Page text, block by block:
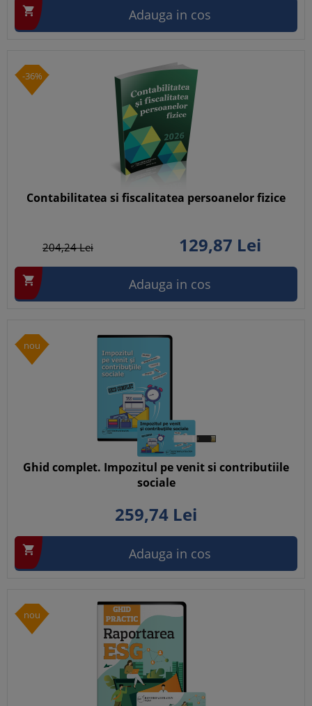
 Adauga in cos
-36%
Contabilitatea si fiscalitatea persoanelor fizice
204,24Lei 129,87 Lei
 Adauga in cos
nou
Ghid complet. Impozitul pe venit si contributiile
sociale
259,74 Lei
 Adauga in cos
nou